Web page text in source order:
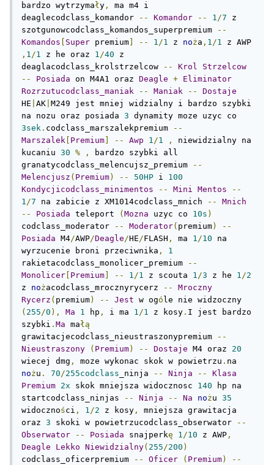
bardzo wytrzymały ,
ma m4 i
deaglecodclass_komandor
-- Komandor -- 1/7 z
szotgunowcodclass_komandos_superpremium
--
Komandos
Super premium -- 1/1 z noża , 1/1
, 1/1 z he oraz 1/40 z
deaglacodclass_krolstrzelcow
-- Krol
Strzelcow
--
Posiada on M4A1 oraz Deagle + Eliminator
Rozrzutucodclass_maniak
-- Maniak --
Dostaje
HE AK M249 jest mniej widzialny i bardzo szybki
na nozu oraz posiada 3
3sek . codclass_marszalekpremium
--
Marszalek Premium -- Awp 1/1 ,
niewidzialny na
kucaniu 30 % ,
bardzo szybki all
granatycodclass_melencujsz_premium
--
Melencjusz ( Premium) -- 50HP i 100
Kondycjicodclass_minimentos
-- Mini Mentos
--
1/7 na zabicie z XM1014codclass_mnich --
Mnich
--
Posiada teleport ( Mozna uzyc co 10s )
codclass_moderator
-- Moderator( premium)
--
Posiada M4/AWP/Deagle/HE/FLASH , ma 1/10 na
wyrzucenie broni przeciwnika ,
1
rakietacodclass_monolicer_premium
--
Monolicer Premium -- 1/1 z scouta 1/3 z he 1/2
z nożacodclass_mrocznyrycerz --
Mroczny
Rycerz ( premium) -- Jest w ogó
( 255/0 ), Ma 1 hp , i ma 1/1 z kosy . I jest bardzo
szybki . Ma małą
grawitacjecodclass_nieustraszonypremium
--
Nieustraszony
( Premium) -- Dostaje M4 oraz 20
wiecej dmg , moze wykonac skok w powietrzu .
nożu . 70/255codclass _ninja -- Ninja --
Klasa
Premium 2x skok mniejsza widocznosc 140 hp na
startcodclass_ninjas
-- Ninja -- Na nożu 35
widoczności , 1/2 z kosy ,
mniejsza grawitacja
oraz 3 skoki w powietrzucodclass_obserwator
--
Obserwator
-- Posiada snajperkę 1/10 z AWP ,
Deagle
Lekko Niewidzialny( 255/200 )
codclass_oficerpremium
-- Oficer ( Premium)
--